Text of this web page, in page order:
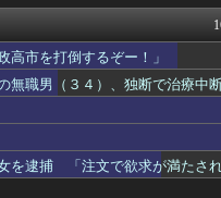
坂
ポの好きなクラブ...
トライクを投...
ベ
ま
自認
理
市を打倒するぞー！」
無職男（３４）、独断で治療中
を逮捕 「注文で欲求が満たさ